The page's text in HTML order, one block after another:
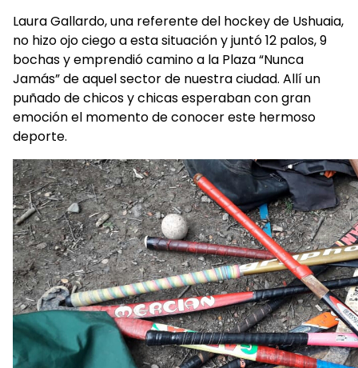
Laura Gallardo, una referente del hockey de Ushuaia,
no hizo ojo ciego a esta situación y juntó 12 palos, 9
bochas y emprendió camino a la Plaza “Nunca
Jamás” de aquel sector de nuestra ciudad. Allí un
puñado de chicos y chicas esperaban con gran
emoción el momento de conocer este hermoso
deporte.